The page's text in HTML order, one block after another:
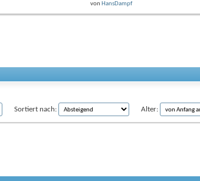
von HansDampf
Sortiert nach: Alter: